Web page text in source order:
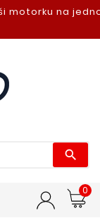
motorku na

0